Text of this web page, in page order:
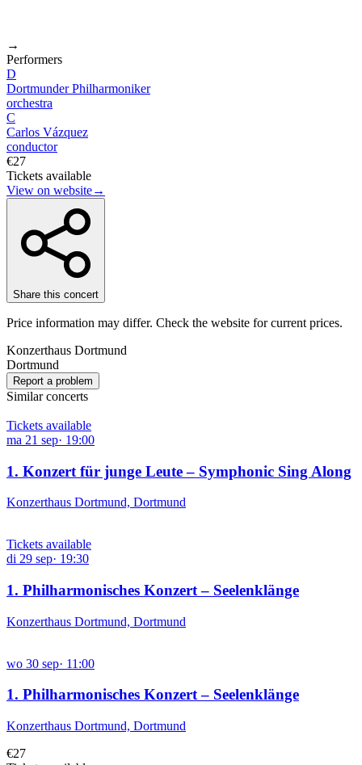
→
Performers
D
Dortmunder Philharmoniker
orchestra
C
Carlos Vázquez
conductor
€27
Tickets available
View on website→
Share this concert
Price information may differ. Check the website for current prices.
Konzerthaus Dortmund
Dortmund
Report a problem
Similar concerts
Tickets available
ma 21 sep· 19:00
1. Konzert für junge Leute – Symphonic Sing Along
Konzerthaus Dortmund, Dortmund
Tickets available
di 29 sep· 19:30
1. Philharmonisches Konzert – Seelenklänge
Konzerthaus Dortmund, Dortmund
wo 30 sep· 11:00
1. Philharmonisches Konzert – Seelenklänge
Konzerthaus Dortmund, Dortmund
€27